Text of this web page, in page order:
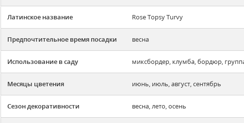
Латинское название Rose Topsy Turvy
Предпочтительное время посадки весна
Использование в саду миксбордер, клумба, бордюр,
Месяцы цветения июнь, июль, август, сентябрь
Сезон декоративности весна, лето, осень